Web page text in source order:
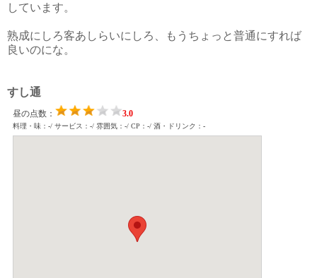
しています。
熟成にしろ客あしらいにしろ、もうちょっと普通にすれば
良いのにな。
すし通